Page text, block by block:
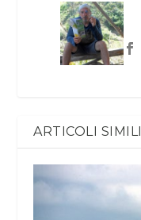
ARTICOLI SIMILI